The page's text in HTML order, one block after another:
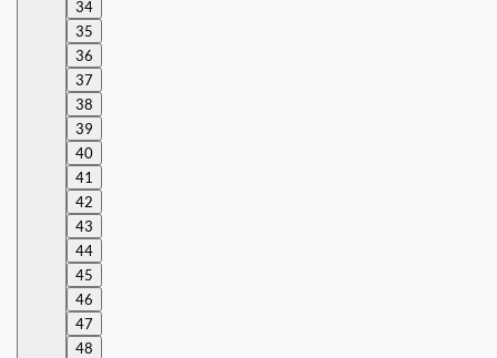
34
35
36
37
38
39
40
41
42
43
44
45
46
47
48